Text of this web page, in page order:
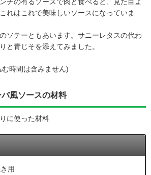
チの有るソースで肉と食べると、見た目よ
れはこれで美味しいソースになっていま
ソテーともあいます。サニーレタスの代わ
と青じそを添えてみました。
時間は含みません)
風ソースの材料
に使った材料
用